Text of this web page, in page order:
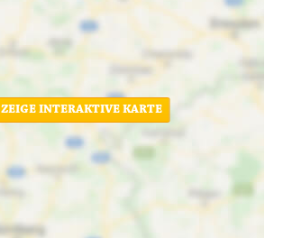
ZEIGE INTERAKTIVE KARTE